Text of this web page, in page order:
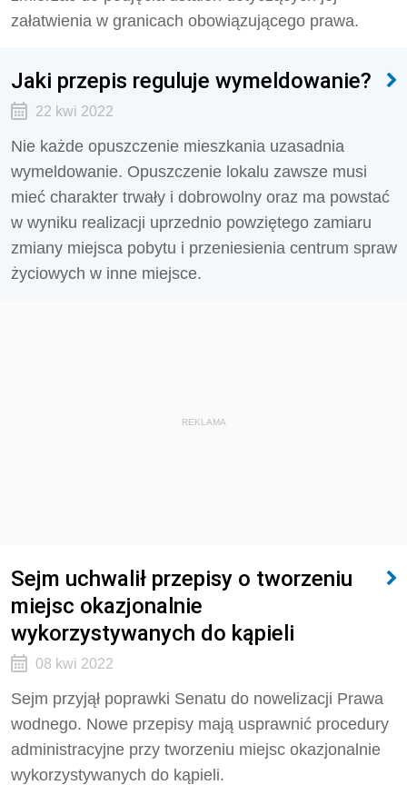
załatwienia w granicach obowiązującego prawa.
Jaki przepis reguluje wymeldowanie?
22 kwi 2022
Nie każde opuszczenie mieszkania uzasadnia
wymeldowanie. Opuszczenie lokalu zawsze musi
mieć charakter trwały i dobrowolny oraz ma powstać
w wyniku realizacji uprzednio powziętego zamiaru
zmiany miejsca pobytu i przeniesienia centrum spraw
życiowych w inne miejsce.
REKLAMA
Sejm uchwalił przepisy o tworzeniu
miejsc okazjonalnie
wykorzystywanych do kąpieli
08 kwi 2022
Sejm przyjął poprawki Senatu do nowelizacji Prawa
wodnego. Nowe przepisy mają usprawnić procedury
administracyjne przy tworzeniu miejsc okazjonalnie
wykorzystywanych do kąpieli.